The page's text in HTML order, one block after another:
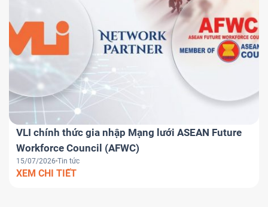
VLI chính thức gia nhập Mạng lưới ASEAN Future
Workforce Council (AFWC)
15/07/2026 Tin tức
XEM CHI TIẾT